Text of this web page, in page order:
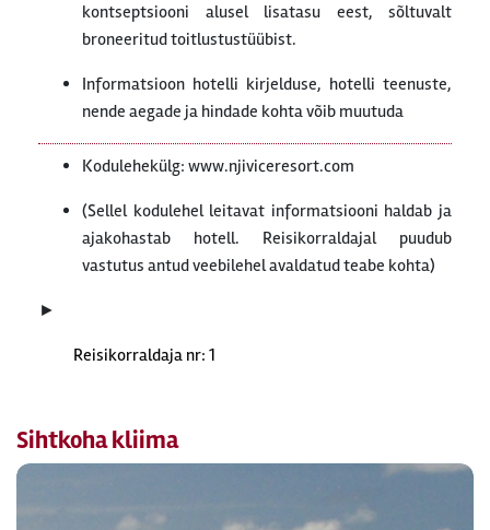
kontseptsiooni alusel lisatasu eest, sõltuvalt
broneeritud toitlustustüübist.
Informatsioon hotelli kirjelduse, hotelli teenuste,
nende aegade ja hindade kohta võib muutuda
Kodulehekülg: www.njiviceresort.com
(Sellel kodulehel leitavat informatsiooni haldab ja
ajakohastab hotell. Reisikorraldajal puudub
vastutus antud veebilehel avaldatud teabe kohta)
►
Reisikorraldaja nr: 1
Sihtkoha kliima